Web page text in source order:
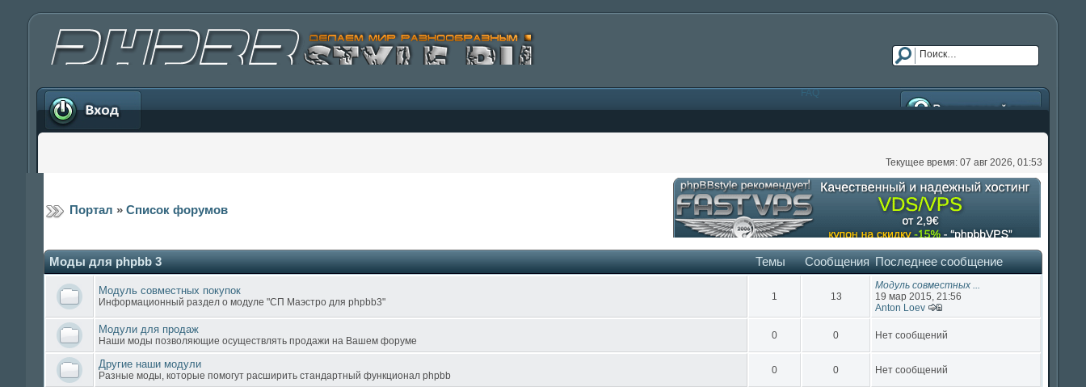
Вход Расширенный поиск
FAQ
Текущее время: 07 авг 2026, 01:53
Портал » Список форумов
Моды для phpbb 3 Темы Сообщения Последнее сообщение
Модуль совместных покупок
Информационный раздел о модуле "СП Маэстро для phpbb3" 1 13
Модуль совместных ...
19 мар 2015, 21:56
Anton Loev
Модули для продаж
Наши моды позволяющие осуществлять продажи на Вашем форуме 0 0 Нет сообщений
Другие наши модули
Разные моды, которые помогут расширить стандартный функционал phpbb 0 0 Нет сообщений